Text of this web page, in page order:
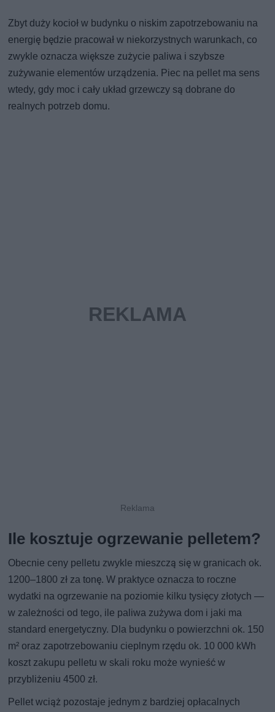
Zbyt duży kocioł w budynku o niskim zapotrzebowaniu na
energię będzie pracował w niekorzystnych warunkach, co
zwykle oznacza większe zużycie paliwa i szybsze
zużywanie elementów urządzenia. Piec na pellet ma sens
wtedy, gdy moc i cały układ grzewczy są dobrane do
realnych potrzeb domu.
Ile kosztuje ogrzewanie pelletem?
Obecnie ceny pelletu zwykle mieszczą się w granicach ok.
1200–1800 zł za tonę. W praktyce oznacza to roczne
wydatki na ogrzewanie na poziomie kilku tysięcy złotych —
w zależności od tego, ile paliwa zużywa dom i jaki ma
standard energetyczny. Dla budynku o powierzchni ok. 150
m² oraz zapotrzebowaniu cieplnym rzędu ok. 10 000 kWh
koszt zakupu pelletu w skali roku może wynieść w
przybliżeniu 4500 zł.
Pellet wciąż pozostaje jednym z bardziej opłacalnych